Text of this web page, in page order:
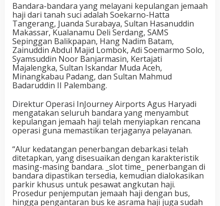
Bandara-bandara yang melayani kepulangan jemaah
haji dari tanah suci adalah Soekarno-Hatta
Tangerang, Juanda Surabaya, Sultan Hasanuddin
Makassar, Kualanamu Deli Serdang, SAMS
Sepinggan Balikpapan, Hang Nadim Batam,
Zainuddin Abdul Majid Lombok, Adi Soemarmo Solo,
Syamsuddin Noor Banjarmasin, Kertajati
Majalengka, Sultan Iskandar Muda Aceh,
Minangkabau Padang, dan Sultan Mahmud
Badaruddin II Palembang.
Direktur Operasi InJourney Airports Agus Haryadi
mengatakan seluruh bandara yang menyambut
kepulangan jemaah haji telah menyiapkan rencana
operasi guna memastikan terjaganya pelayanan.
“Alur kedatangan penerbangan debarkasi telah
ditetapkan, yang disesuaikan dengan karakteristik
masing-masing bandara. _slot time_ penerbangan di
bandara dipastikan tersedia, kemudian dialokasikan
parkir khusus untuk pesawat angkutan haji.
Prosedur penjemputan jemaah haji dengan bus,
hingga pengantaran bus ke asrama haji juga sudah